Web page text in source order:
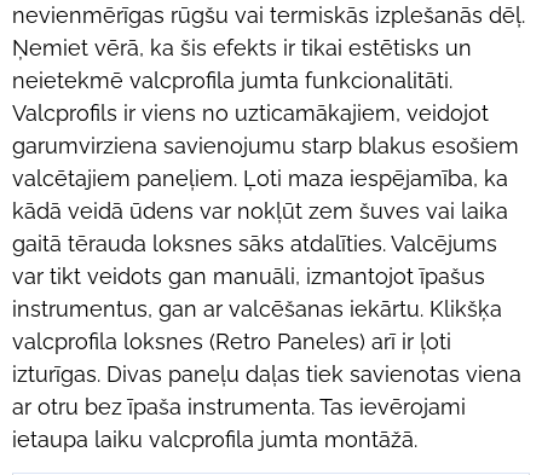
nevienmērīgas rūgšu vai termiskās izplešanās dēļ.
Ņemiet vērā, ka šis efekts ir tikai estētisks un
neietekmē valcprofila jumta funkcionalitāti.
Valcprofils ir viens no uzticamākajiem, veidojot
garumvirziena savienojumu starp blakus esošiem
valcētajiem paneļiem. Ļoti maza iespējamība, ka
kādā veidā ūdens var nokļūt zem šuves vai laika
gaitā tērauda loksnes sāks atdalīties. Valcējums
var tikt veidots gan manuāli, izmantojot īpašus
instrumentus, gan ar valcēšanas iekārtu. Klikšķa
valcprofila loksnes (Retro Paneles) arī ir ļoti
izturīgas. Divas paneļu daļas tiek savienotas viena
ar otru bez īpaša instrumenta. Tas ievērojami
ietaupa laiku valcprofila jumta montāžā.